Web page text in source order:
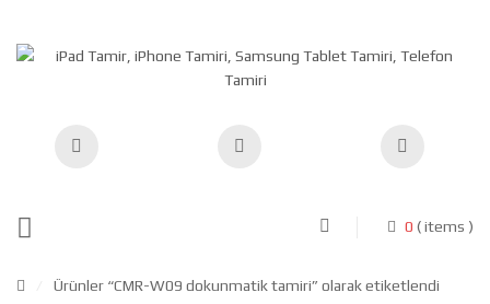
0 ( items )
Ürünler “CMR-W09 dokunmatik tamiri” olarak etiketlendi